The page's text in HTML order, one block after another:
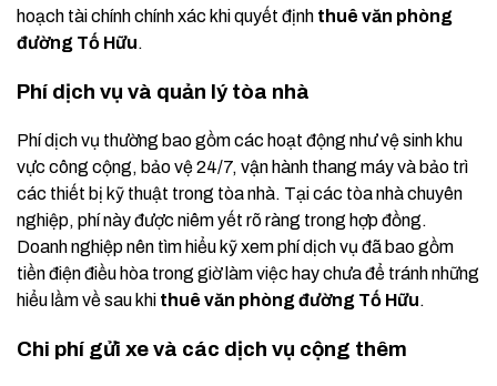
hoạch tài chính chính xác khi quyết định thuê văn phòng
đường Tố Hữu.
Phí dịch vụ và quản lý tòa nhà
Phí dịch vụ thường bao gồm các hoạt động như vệ sinh khu
vực công cộng, bảo vệ 24/7, vận hành thang máy và bảo trì
các thiết bị kỹ thuật trong tòa nhà. Tại các tòa nhà chuyên
nghiệp, phí này được niêm yết rõ ràng trong hợp đồng.
Doanh nghiệp nên tìm hiểu kỹ xem phí dịch vụ đã bao gồm
tiền điện điều hòa trong giờ làm việc hay chưa để tránh những
hiểu lầm về sau khi thuê văn phòng đường Tố Hữu.
Chi phí gửi xe và các dịch vụ cộng thêm